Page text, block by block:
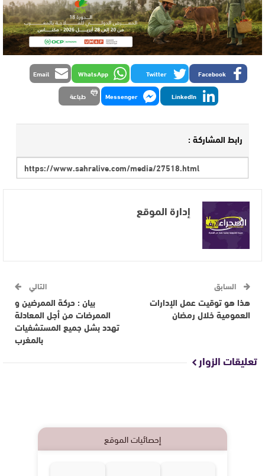
Facebook
Twitter
WhatsApp
Email
LinkedIn
Messenger طباعة
رابط المشاركة :
إدارة الموقع
السابق
هذا هو توقيت عمل الإدارات
العمومية خلال رمضان
التالي
بيان : حركة الممرضين و
الممرضات من أجل المعادلة
تهدد بشل جميع المستشفيات
بالمغرب
تعليقات الزوار
إحصائيات الموقع